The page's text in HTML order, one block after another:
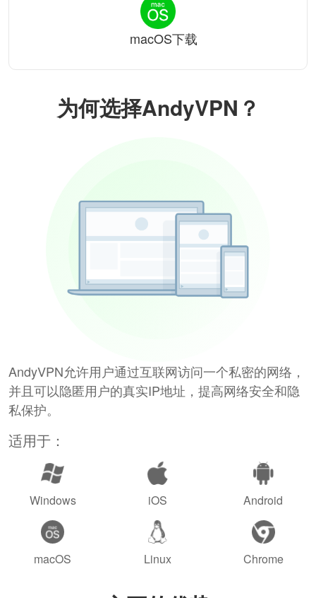
为何选择AndyVPN？
AndyVPN允许用户通过互联网访问一个私密的网络，
并且可以隐匿用户的真实IP地址，提高网络安全和隐
私保护。
适用于：
Windows iOS Android
macOS Linux Chrome
macOS下载